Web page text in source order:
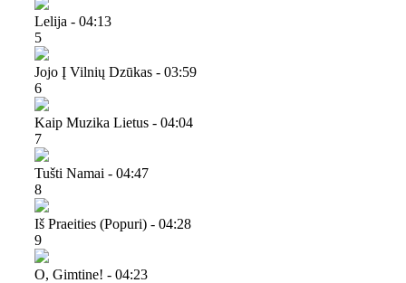
Lelija - 04:13
5
Jojo Į Vilnių Dzūkas - 03:59
6
Kaip Muzika Lietus - 04:04
7
Tušti Namai - 04:47
8
Iš Praeities (popuri) - 04:28
9
O, Gimtine! - 04:23